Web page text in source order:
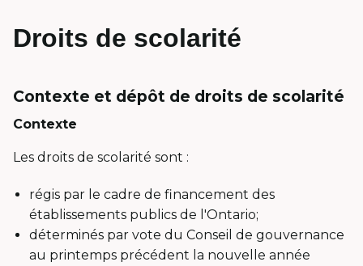
Droits de scolarité
Contexte et dépôt de droits de scolarité
Contexte
Les droits de scolarité sont :
régis par le cadre de financement des
établissements publics de l'Ontario;
déterminés par vote du Conseil de gouvernance
au printemps précédent la nouvelle année